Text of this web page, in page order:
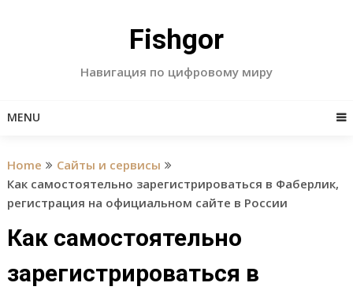
Fishgor
Навигация по цифровому миру
MENU
Home
Сайты и сервисы
Как самостоятельно зарегистрироваться в Фаберлик,
регистрация на официальном сайте в России
Как самостоятельно
зарегистрироваться в